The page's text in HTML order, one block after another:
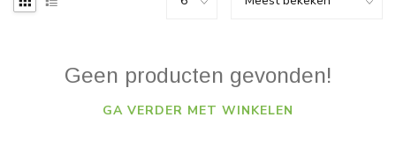
Geen producten gevonden!
GA VERDER MET WINKELEN